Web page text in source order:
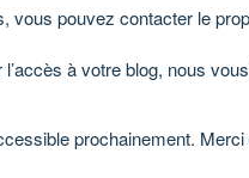
vous pouvez contacter le
à votre blog, nous
prochainement.